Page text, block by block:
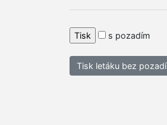
s pozadím
Tisk letáku bez pozadí